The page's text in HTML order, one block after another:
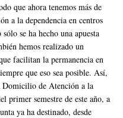
que ahora tenemos más de
a la dependencia en centros
se ha hecho una apuesta
hemos realizado un
facilitan la permanencia en
que eso sea posible. Así,
de Atención a la
primer semestre de este año, a
ya ha destinado, desde